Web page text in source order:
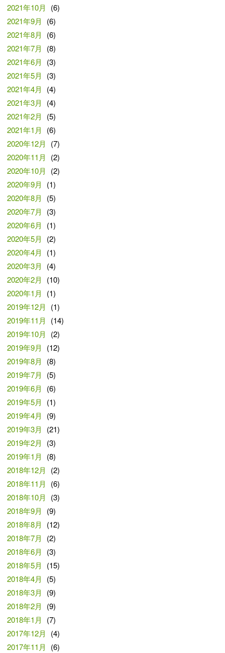
2021年10月
(6)
2021年9月
(6)
2021年8月
(6)
2021年7月
(8)
2021年6月
(3)
2021年5月
(3)
2021年4月
(4)
2021年3月
(4)
2021年2月
(5)
2021年1月
(6)
2020年12月
(7)
2020年11月
(2)
2020年10月
(2)
2020年9月
(1)
2020年8月
(5)
2020年7月
(3)
2020年6月
(1)
2020年5月
(2)
2020年4月
(1)
2020年3月
(4)
2020年2月
(10)
2020年1月
(1)
2019年12月
(1)
2019年11月
(14)
2019年10月
(2)
2019年9月
(12)
2019年8月
(8)
2019年7月
(5)
2019年6月
(6)
2019年5月
(1)
2019年4月
(9)
2019年3月
(21)
2019年2月
(3)
2019年1月
(8)
2018年12月
(2)
2018年11月
(6)
2018年10月
(3)
2018年9月
(9)
2018年8月
(12)
2018年7月
(2)
2018年6月
(3)
2018年5月
(15)
2018年4月
(5)
2018年3月
(9)
2018年2月
(9)
2018年1月
(7)
2017年12月
(4)
2017年11月
(6)